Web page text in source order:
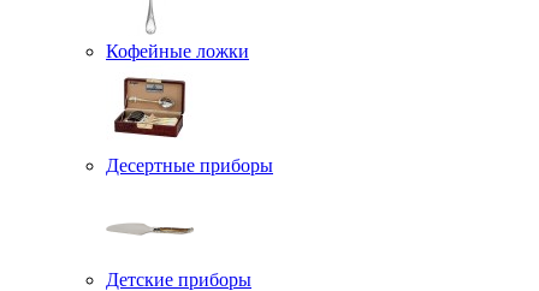
Кофейные ложки
Десертные приборы
Детские приборы